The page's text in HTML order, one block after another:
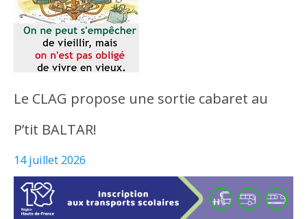
Le CLAG propose une sortie cabaret au
P’tit BALTAR!
14 juillet 2026